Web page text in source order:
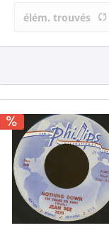
élém. trouvés